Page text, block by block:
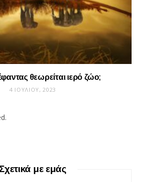
θεωρείται ιερό ζώο;
4 ΙΟΥΛΊΟΥ, 2023
με εμάς